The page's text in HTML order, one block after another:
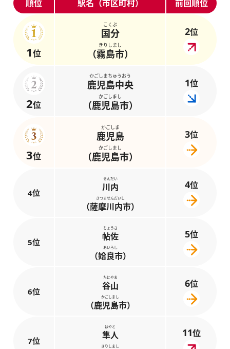
順位 駅名（市区町村） 前回順位
1位
こくぶ
国分
きりしまし
（霧島市）
2位
2位
かごしまちゅうおう
鹿児島中央
かごしまし
（鹿児島市）
1位
3位
かごしま
鹿児島
かごしまし
（鹿児島市）
3位
4位
せんだい
川内
さつませんだいし
（薩摩川内市）
4位
5位
ちょうさ
帖佐
あいらし
（姶良市）
5位
6位
たにやま
谷山
かごしまし
（鹿児島市）
6位
7位
はやと
隼人
きりしまし
11位